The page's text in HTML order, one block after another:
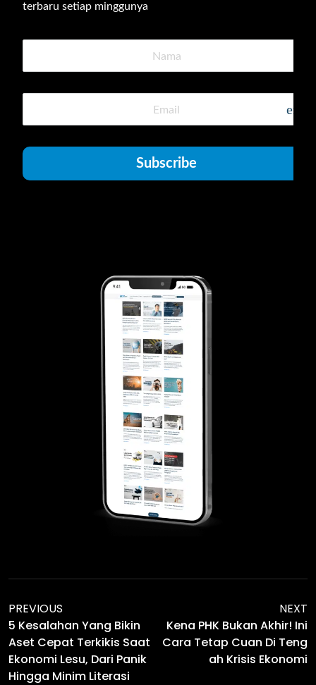
terbaru setiap minggunya
Subscribe
PREVIOUS
5 Kesalahan Yang Bikin
Aset Cepat Terkikis Saat
Ekonomi Lesu, Dari Panik
Hingga Minim Literasi
NEXT
Kena PHK Bukan Akhir! Ini
Cara Tetap Cuan Di Teng
Ah Krisis Ekonomi